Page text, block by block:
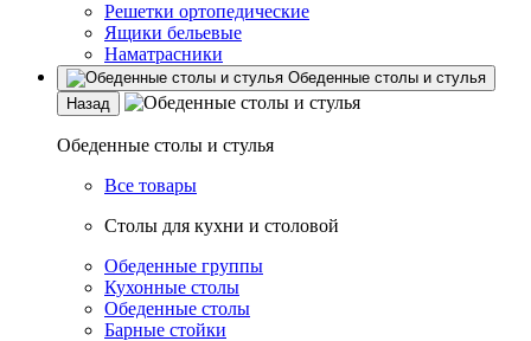
Решетки ортопедические
Ящики бельевые
Наматрасники
Обеденные столы и стулья
Назад
Обеденные столы и стулья
Все товары
Столы для кухни и столовой
Обеденные группы
Кухонные столы
Обеденные столы
Барные стойки